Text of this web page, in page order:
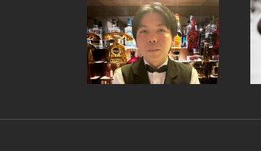
継続は力なり。